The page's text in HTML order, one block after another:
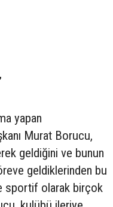
yapan
Murat Borucu,
geldiğini ve bunun
geldiklerinden bu
sportif olarak birçok